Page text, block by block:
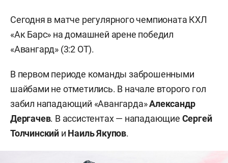
Сегодня в матче регулярного чемпионата КХЛ
«Ак Барс» на домашней арене победил
«Авангард» (3:2 ОТ).
В первом периоде команды заброшенными
шайбами не отметились. В начале второго гол
забил нападающий «Авангарда»Александр
Дергачев. В ассистентах — нападающие Сергей
Толчинский и Наиль Якупов.